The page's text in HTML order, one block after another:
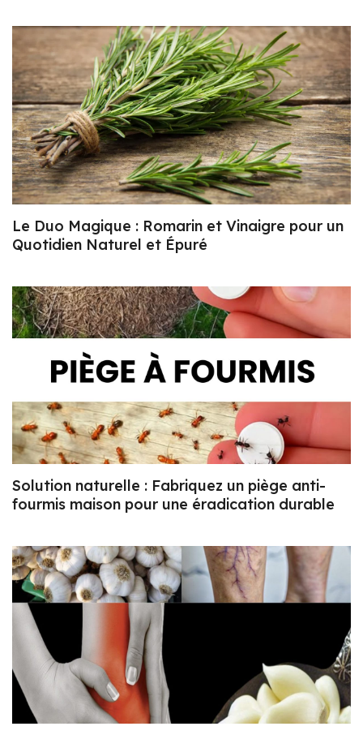
Le Duo Magique : Romarin et Vinaigre pour un
Quotidien Naturel et Épuré
Solution naturelle : Fabriquez un piège anti-
fourmis maison pour une éradication durable